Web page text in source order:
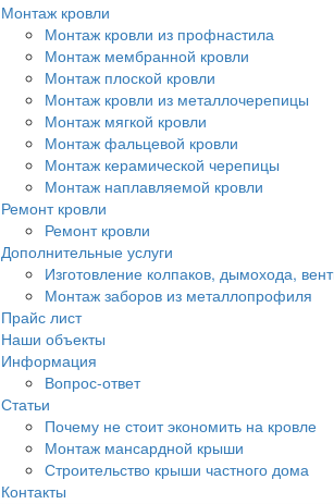
Монтаж кровли
Монтаж кровли из профнастила
Монтаж мембранной кровли
Монтаж плоской кровли
Монтаж кровли из металлочерепицы
Монтаж мягкой кровли
Монтаж фальцевой кровли
Монтаж керамической черепицы
Монтаж наплавляемой кровли
Ремонт кровли
Ремонт кровли
Дополнительные услуги
Изготовление колпаков, дымохода,
Монтаж заборов из металлопрофиля
Прайс лист
Наши объекты
Информация
Вопрос-ответ
Статьи
Почему не стоит экономить на кровле
Монтаж мансардной крыши
Строительство крыши частного дома
Контакты